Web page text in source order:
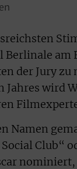
am
der Jury
Jahres wird
Namen
Club“